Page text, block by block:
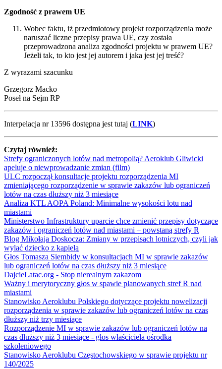
Zgodność z prawem UE
Wobec faktu, iż przedmiotowy projekt rozporządzenia może
naruszać liczne przepisy prawa UE, czy została
przeprowadzona analiza zgodności projektu w prawem UE?
Jeżeli tak, to kto jest jej autorem i jaka jest jej treść?
Z wyrazami szacunku
Grzegorz Macko
Poseł na Sejm RP
Interpelacja nr 13596 dostępna jest tutaj (LINK)
Czytaj również:
Strefy ograniczonych lotów nad metropolią? Aeroklub Gliwicki
apeluje o niewprowadzanie zmian (film)
ULC rozpoczął konsultacje projektu rozporządzenia MI
zmieniającego rozporządzenie w sprawie zakazów lub ograniczeń
lotów na czas dłuższy niż 3 miesiące
Analiza KTL AOPA Poland: Minimalne wysokości lotu nad
miastami
Ministerstwo Infrastruktury uparcie chce zmienić przepisy dotyczące
zakazów i ograniczeń lotów nad miastami – powstaną strefy R
Blog Mikołaja Doskocza: Zmiany w przepisach lotniczych, czyli jak
wylać dziecko z kąpielą
Głos Tomasza Siembidy w konsultacjach MI w sprawie zakazów
lub ograniczeń lotów na czas dłuższy niż 3 miesiące
DajcieLatac.org - Stop nierealnym zakazom
Ważny i merytoryczny głos w spawie planowanych stref R nad
miastami
Stanowisko Aeroklubu Polskiego dotyczące projektu nowelizacji
rozporządzenia w sprawie zakazów lub ograniczeń lotów na czas
dłuższy niż trzy miesiące
Rozporządzenie MI w sprawie zakazów lub ograniczeń lotów na
czas dłuższy niż 3 miesiące - głos właściciela ośrodka
szkoleniowego
Stanowisko Aeroklubu Częstochowskiego w sprawie projektu nr
140/2025